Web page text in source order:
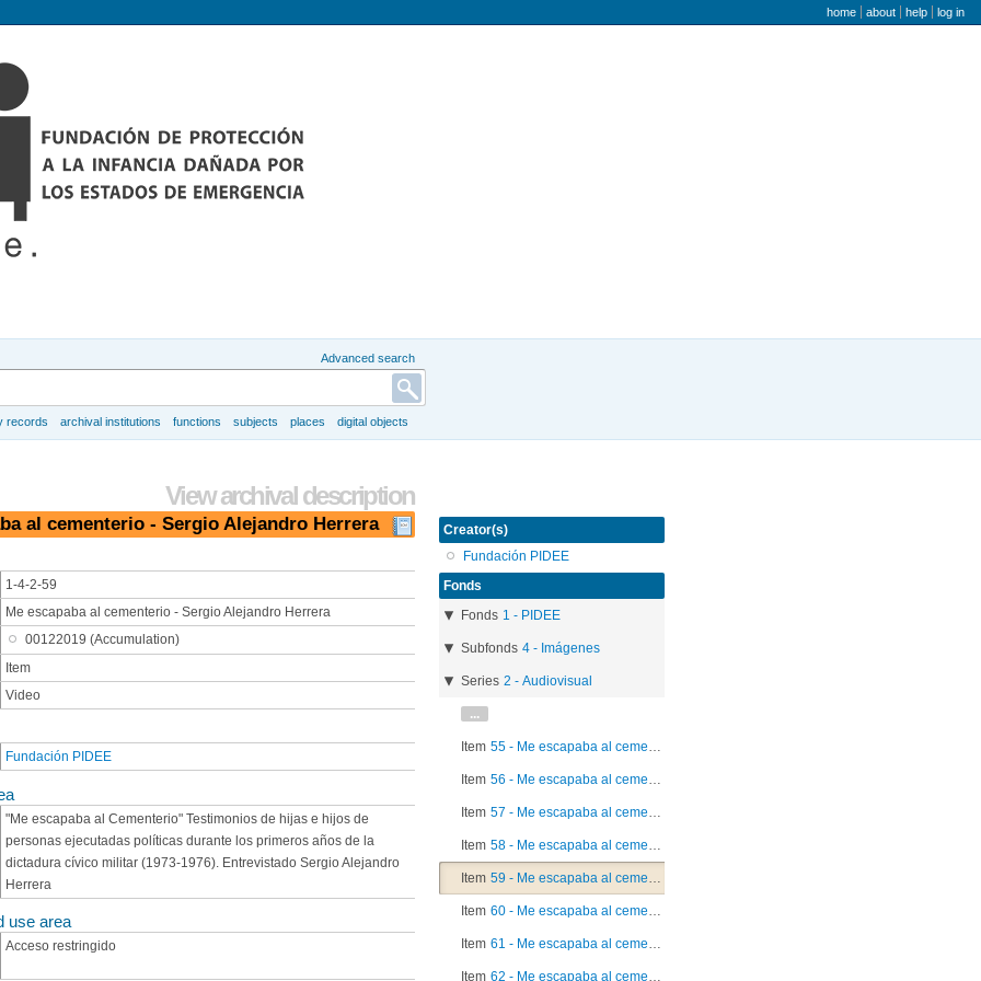
user menu
home about help log in
Advanced search
records archival institutions functions subjects places digital objects
View archival description
al cementerio - Sergio Alejandro Herrera
1-4-2-59
Me escapaba al cementerio - Sergio Alejandro Herrera
00122019 (Accumulation)
Item
Video
Fundación PIDEE
"Me escapaba al Cementerio" Testimonios de hijas e hijos de
personas ejecutadas políticas durante los primeros años de la
dictadura cívico militar (1973-1976). Entrevistado Sergio Alejandro
Herrera
use area
Acceso restringido
Creator(s)
Fundación PIDEE
Fonds
Fonds 1 - PIDEE
Subfonds 4 - Imágenes
Series 2 - Audiovisual
...
Item 55 - Me escapaba al cementerio - Andrea Salas
Item 56 - Me escapaba al cementerio - Magdalena González Uribe
Item 57 - Me escapaba al cementerio - Elier Quezada
Item 58 - Me escapaba al cementerio - Carmen Gloria Alvarado
Item 59 - Me escapaba al cementerio - Sergio Alejandro Herrera
Item 60 - Me escapaba al cementerio - Mónica Monsalves
Item 61 - Me escapaba al cementerio - Ingrid Aguad
Item 62 - Me escapaba al cementerio - Alberto Rodríguez